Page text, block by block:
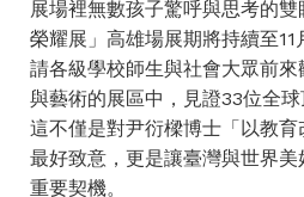
展場裡無數孩子驚呼與思考的
榮耀展」高雄場展期將持續至
請各級學校師生與社會大眾前
與藝術的展區中，見證33位全球
這不僅是對尹衍樑博士「以教
最好致意，更是讓臺灣與世界
重要契機。